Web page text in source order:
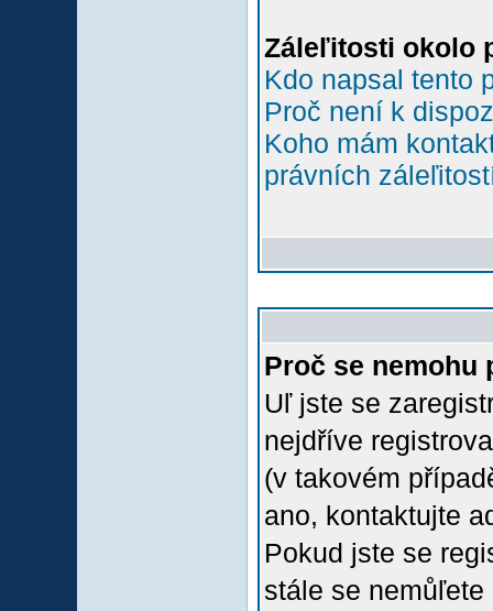
Záleľitosti okolo
Kdo napsal tento
Proč není k
Koho mám
právních
Proč se nemohu
Uľ jste se
nejdříve
(v takovém
ano, kontaktujte
Pokud jste se
stále se